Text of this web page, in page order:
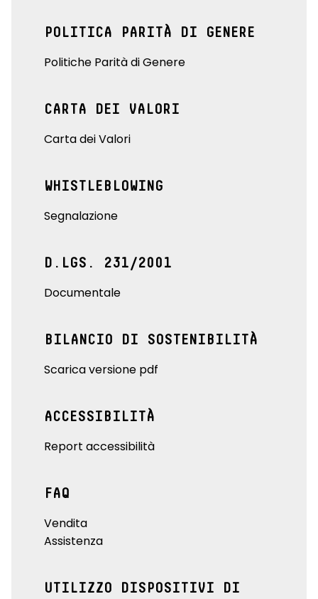
POLITICA PARITÀ DI GENERE
Politiche Parità di Genere
CARTA DEI VALORI
Carta dei Valori
WHISTLEBLOWING
Segnalazione
D.LGS. 231/2001
Documentale
BILANCIO DI SOSTENIBILITÀ
Scarica versione pdf
ACCESSIBILITÀ
Report accessibilità
FAQ
Vendita
Assistenza
UTILIZZO DISPOSITIVI DI